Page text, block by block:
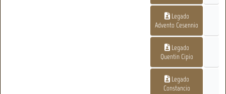
Legado
Advento Cesennio
Legado
Quentin Cipio
Legado
Constancio